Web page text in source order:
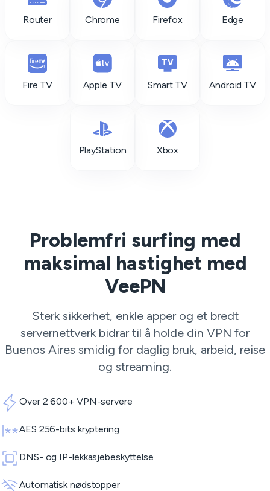
Router Chrome Firefox Edge
Fire TV Apple TV Smart TV Android TV
PlayStation Xbox
Problemfri surfing med
maksimal hastighet med
VeePN
Sterk sikkerhet, enkle apper og et bredt
servernettverk bidrar til å holde din VPN for
Buenos Aires smidig for daglig bruk, arbeid, reise
og streaming.
Over 2 600+ VPN-servere
AES 256-bits kryptering
DNS- og IP-lekkasjebeskyttelse
Automatisk nødstopper